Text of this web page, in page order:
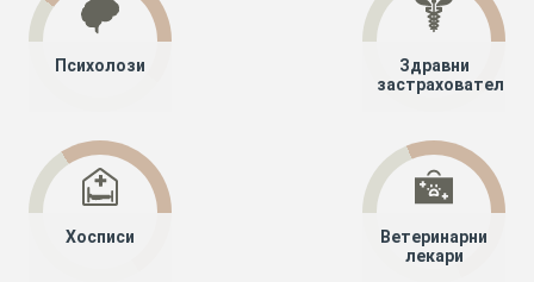
Психолози
Здравни
застрахователи
Хосписи
Ветеринарни
лекари